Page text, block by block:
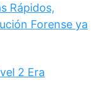
Rápidos,
Forense ya
2 Era